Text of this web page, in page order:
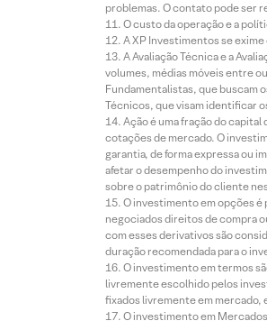
problemas. O contato pode ser
O custo da operação e a
A XP Investimentos se
A Avaliação Técnica e a
volumes, médias móveis entre
Fundamentalistas, que buscam
Técnicos, que visam identificar
Ação é uma fração do
cotações de mercado. O
garantia, de forma expressa ou
afetar o desempenho do
sobre o patrimônio do cliente
O investimento em opções
negociados direitos de compra
com esses derivativos são
duração recomendada para o
O investimento em termos
livremente escolhido pelos
fixados livremente em mercado,
O investimento em